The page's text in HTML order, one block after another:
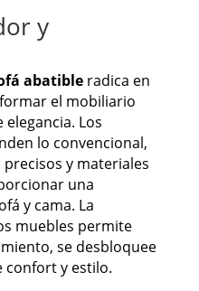
y
abatibleradica en
el mobiliario
Los
lo convencional,
y materiales
una
y cama. La
muebles permite
se desbloquee
confort y estilo.